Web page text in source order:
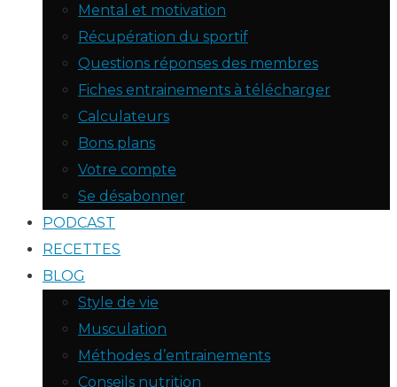
Mental et motivation
Récupération du sportif
Questions réponses des membres
Fiches entrainements à télécharger
Calculateurs
Bons plans
Votre compte
Se désabonner
PODCAST
RECETTES
BLOG
Style de vie
Musculation
Méthodes d’entrainements
Conseils nutrition